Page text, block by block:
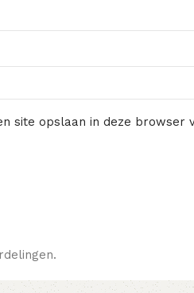
site opslaan in deze